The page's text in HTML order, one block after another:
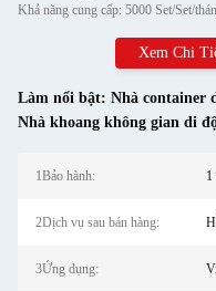
Khả năng cung cấp: 5000 Set/Set/
Xem Chi
Làm nổi bật: Nhà container
Nhà khoang không gian di
1Bảo hành: 1
2Dịch vụ sau bán hàng:
3Ứng dụng: